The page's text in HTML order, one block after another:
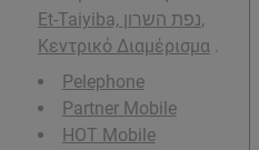
Et-Taiyiba, נפת השרון,
Κεντρικό Διαμέρισμα.
Pelephone
Partner Mobile
HOT Mobile